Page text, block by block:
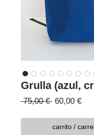
Grulla (azul,
75,00 € Precio
60,00 €
carrito /